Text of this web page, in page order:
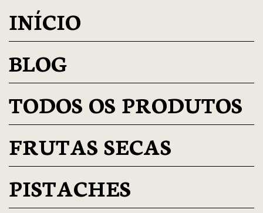
INÍCIO
BLOG
TODOS OS PRODUTOS
FRUTAS SECAS
PISTACHES